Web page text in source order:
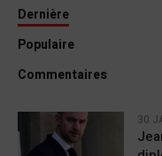
Dernière
Populaire
Commentaires
30